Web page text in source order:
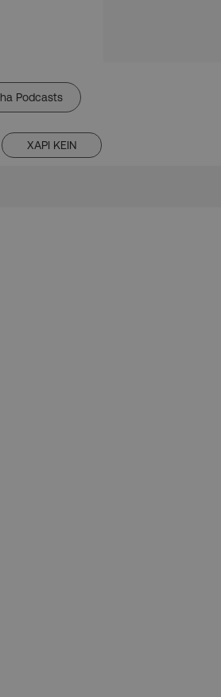
Podcasts
ΧΑΡΙ ΚΕΙΝ